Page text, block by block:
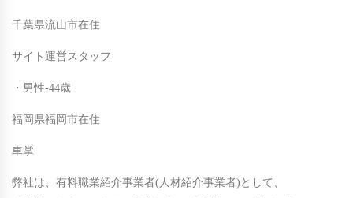
千葉県流山市在住
サイト運営スタッフ
・男性-44歳
福岡県福岡市在住
車掌
弊社は、有料職業紹介事業者(人材紹介事業者)として、